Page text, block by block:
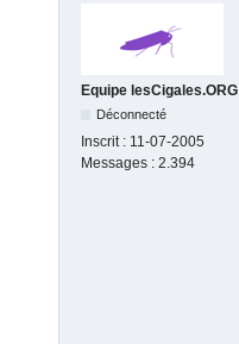
Equipe lesCigales.ORG
Déconnecté
Inscrit : 11-07-2005
Messages : 2.394